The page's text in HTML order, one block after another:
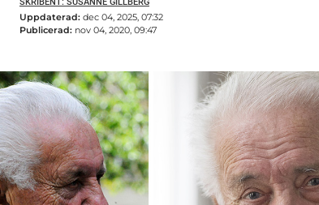
Uppdaterad: dec 04, 2025, 07:32
Publicerad: nov 04, 2020, 09:47